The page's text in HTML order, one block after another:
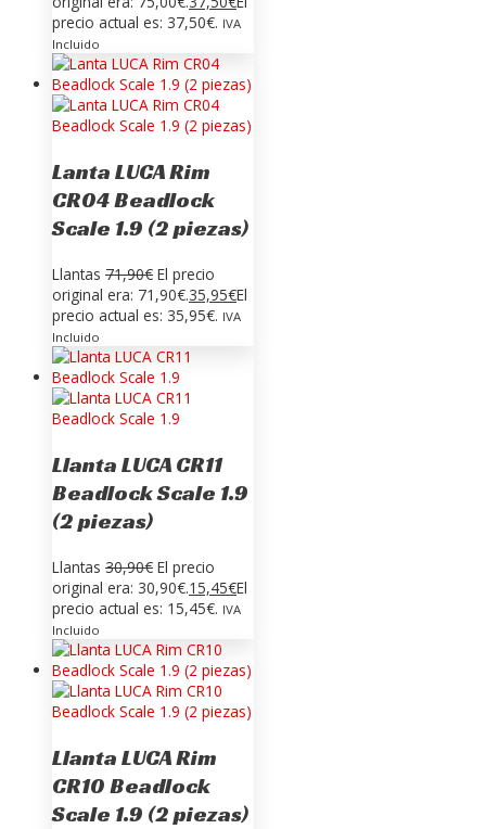
precio actual es: 37,50€. IVA
Incluido
Lanta LUCA Rim
CR04 Beadlock
Scale 1.9 (2 piezas)
Llantas 71,90€ El precio
original era: 71,90€.35,95€El
precio actual es: 35,95€. IVA
Incluido
Llanta LUCA CR11
Beadlock Scale 1.9
(2 piezas)
Llantas 30,90€ El precio
original era: 30,90€.15,45€El
precio actual es: 15,45€. IVA
Incluido
Llanta LUCA Rim
CR10 Beadlock
Scale 1.9 (2 piezas)